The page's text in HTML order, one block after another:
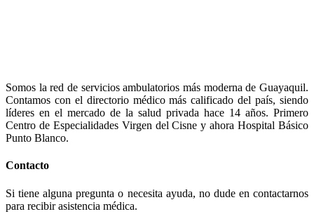
Somos la red de servicios ambulatorios más moderna de Guayaquil.
Contamos con el directorio médico más calificado del país, siendo
líderes en el mercado de la salud privada hace 14 años. Primero
Centro de Especialidades Virgen del Cisne y ahora Hospital Básico
Punto Blanco.
Contacto
Si tiene alguna pregunta o necesita ayuda, no dude en contactarnos
para recibir asistencia médica.